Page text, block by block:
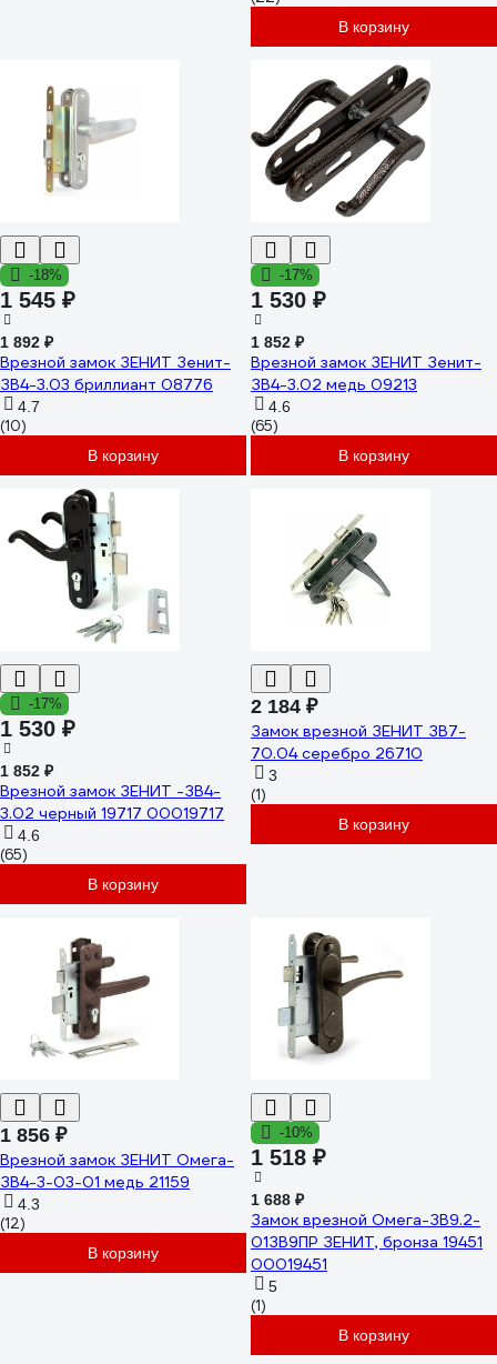
В корзину
-18%
1 545 ₽
1 892 ₽
Врезной замок ЗЕНИТ Зенит-
ЗВ4-3.03 бриллиант 08776
4.7
(10)
В корзину
-17%
1 530 ₽
1 852 ₽
Врезной замок ЗЕНИТ Зенит-
ЗВ4-3.02 медь 09213
4.6
(65)
В корзину
-17%
1 530 ₽
1 852 ₽
Врезной замок ЗЕНИТ -ЗВ4-
3.02 черный 19717 00019717
4.6
(65)
В корзину
2 184 ₽
Замок врезной ЗЕНИТ ЗВ7-
70.04 серебро 26710
3
(1)
В корзину
1 856 ₽
Врезной замок ЗЕНИТ Омега-
ЗВ4-3-03-01 медь 21159
4.3
(12)
В корзину
-10%
1 518 ₽
1 688 ₽
Замок врезной Омега-ЗВ9.2-
01ЗВ9ПР ЗЕНИТ, бронза 19451
00019451
5
(1)
В корзину